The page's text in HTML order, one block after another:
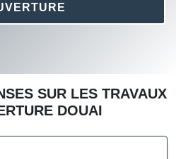
SUR LES TRAVAUX
DOUAI